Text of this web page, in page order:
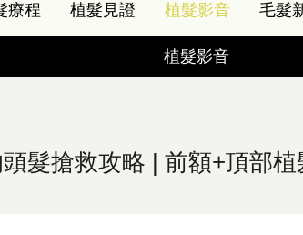
療程 植髮見證 植髮影音
植髮影音
毛髮
頭髮搶救攻略 | 前額+頂部